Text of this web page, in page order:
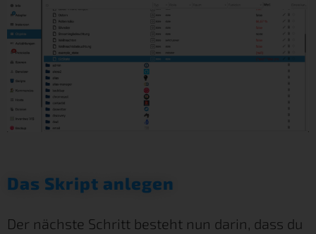
Das Skript anlegen
Der nächste Schritt besteht nun darin, dass du